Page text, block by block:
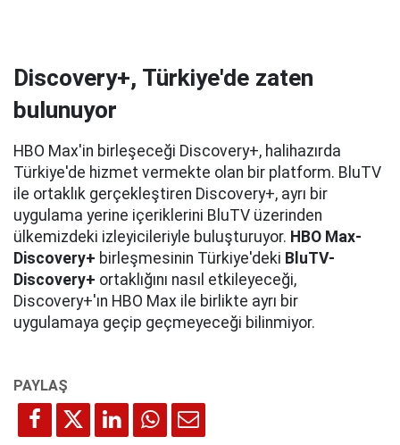
Discovery+, Türkiye'de zaten
bulunuyor
HBO Max'in birleşeceği Discovery+, halihazırda
Türkiye'de hizmet vermekte olan bir platform. BluTV
ile ortaklık gerçekleştiren Discovery+, ayrı bir
uygulama yerine içeriklerini BluTV üzerinden
ülkemizdeki izleyicileriyle buluşturuyor. HBO Max-
Discovery+ birleşmesinin Türkiye'deki BluTV-
Discovery+ ortaklığını nasıl etkileyeceği,
Discovery+'ın HBO Max ile birlikte ayrı bir
uygulamaya geçip geçmeyeceği bilinmiyor.